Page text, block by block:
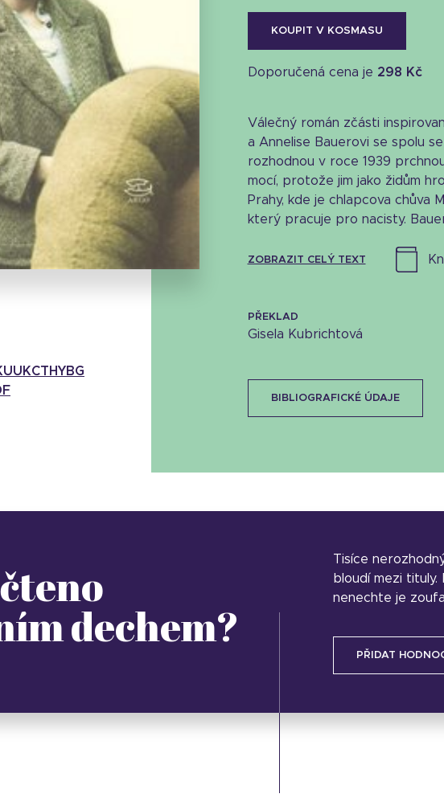
Stáhnout obálku
KOUPIT V KOSMASU
Doporučená cena je 298 Kč
Válečný román zčásti
a Annelise Bauerovi se spolu
rozhodnou v roce 1939
mocí, protože jim jako židům
Prahy, kde je chlapcova chůva
který pracuje pro nacisty.
ZOBRAZIT CELÝ TEXT
PŘEKLAD
Gisela Kubrichtová
BIBLIOGRAFICKÉ ÚDAJE
dechem?
Tisíce
bloudí mezi
nenechte je
PŘIDAT